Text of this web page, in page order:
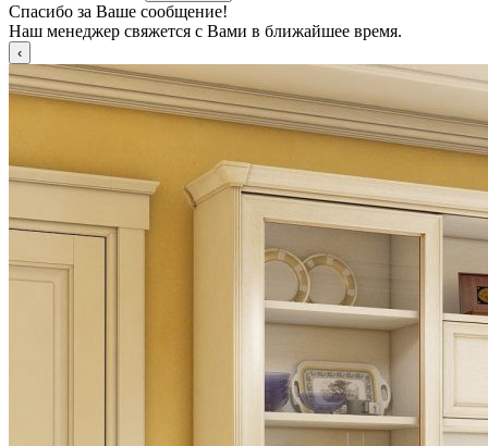
Спасибо за Ваше сообщение!
Наш менеджер свяжется с Вами в ближайшее время.